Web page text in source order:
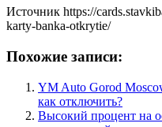
Источник https://
karty-banka-otkrytie/
Похожие записи:
YM Auto Gorod
как отключить?
Высокий процент на